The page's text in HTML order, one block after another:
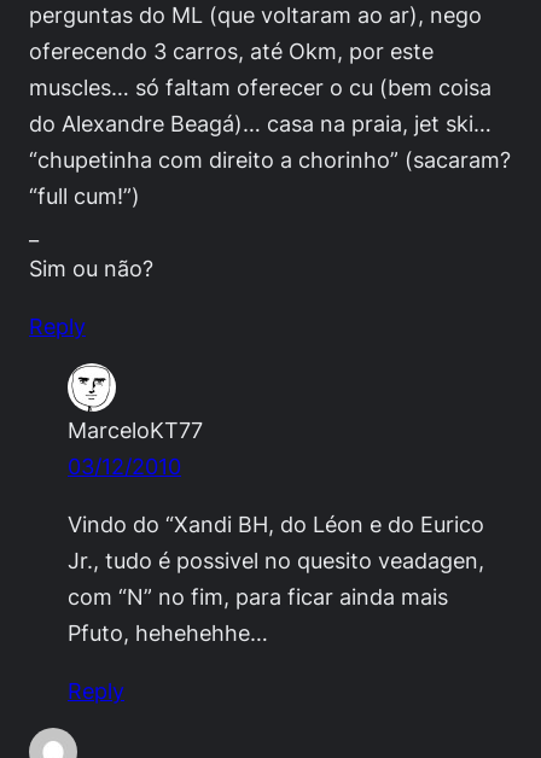
perguntas do ML (que voltaram ao ar), nego
oferecendo 3 carros, até Okm, por este
muscles… só faltam oferecer o cu (bem coisa
do Alexandre Beagá)… casa na praia, jet ski…
“chupetinha com direito a chorinho” (sacaram?
“full cum!”)
Sim ou não?
Reply
MarceloKT77
03/12/2010
Vindo do “Xandi BH, do Léon e do Eurico
Jr., tudo é possivel no quesito veadagen,
com “N” no fim, para ficar ainda mais
Pfuto, hehehehhe…
Reply